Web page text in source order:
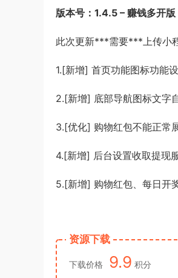
版本号：1.4.5 – 赚钱多开版
此次更新***需要***上传小
1.[新增] 首页功能图标功能
2.[新增] 底部导航图标文字
3.[优化] 购物红包不能正常
4.[新增] 后台设置收取提现
5.[新增] 购物红包、每日开
资源下载
下载价格 9.9 积分